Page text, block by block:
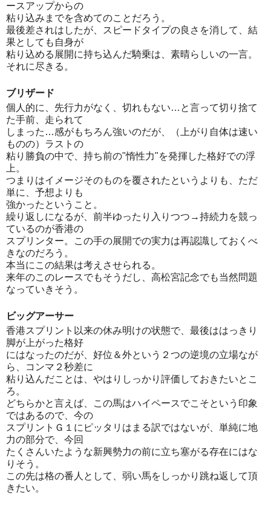
ースアップからの
粘り込みまでを含めてのことだろう。
最後差されはしたが、スピードタイプの良さを消して、結
果としても自身が
粘り込める展開に持ち込んだ騎乗は、素晴らしいの一言。
それに尽きる。
ブリザード
個人的に、先行力がなく、切れもない…と言って切り捨て
た手前、走られて
しまった…感がもちろん強いのだが、（上がり自体は速い
ものの）ラストの
粘り勝負の中で、持ち前の"惰性力"を発揮した格好での浮
上。
つまりはイメージそのものを覆されたというよりも、ただ
単に、予想よりも
強かったということ。
繰り返しになるが、前半ゆったり入りつつ→持続力を競っ
ているのが香港の
スプリンター。この手の展開での実力は再認識しておくべ
きなのだろう。
本当にこの結果は考えさせられる。
来年のこのレースでもそうだし、高松宮記念でも当然問題
なっていきそう。
ビッグアーサー
香港スプリント以来の休み明けの状態で、最後ははっきり
脚が上がった格好
にはなったのだが、好位＆外という２つの逆境の立場なが
ら、コンマ２秒差に
粘り込んだことは、やはりしっかり評価しておきたいとこ
ろ。
どちらかと言えば、この馬はハイペースでこそという印象
ではあるので、今の
スプリントＧ１にピッタリはまる訳ではないが、単純に地
力の部分で、今回
たくさんいたような新興勢力の前に立ち塞がる存在にはな
りそう。
この先は格の番人として、弱い馬をしっかり跳ね返して頂
きたい。